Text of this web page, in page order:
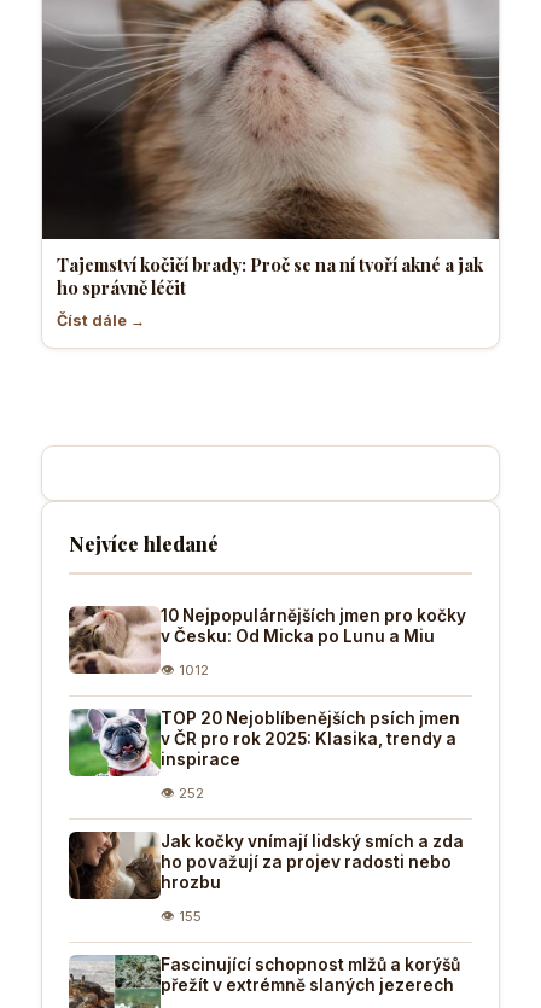
Tajemství kočičí brady: Proč se na ní tvoří akné a jak
ho správně léčit
Číst dále →
Nejvíce hledané
10 Nejpopulárnějších jmen pro kočky
v Česku: Od Micka po Lunu a Miu
👁 1012
TOP 20 Nejoblíbenějších psích jmen
v ČR pro rok 2025: Klasika, trendy a
inspirace
👁 252
Jak kočky vnímají lidský smích a zda
ho považují za projev radosti nebo
hrozbu
👁 155
Fascinující schopnost mlžů a korýšů
přežít v extrémně slaných jezerech